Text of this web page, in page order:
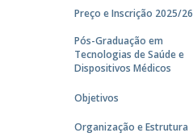
Preço e Inscrição 2025/26
Pós-Graduação em
Tecnologias de Saúde e
Dispositivos Médicos
Objetivos
Organização e Estrutura